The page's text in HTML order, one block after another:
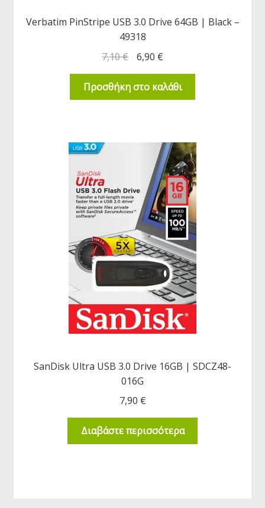
Verbatim PinStripe USB 3.0 Drive 64GB | Black –
49318
7,10€ 6,90 €
Προσθήκη στο καλάθι
SanDisk Ultra USB 3.0 Drive 16GB | SDCZ48-
016G
7,90 €
Διαβάστε περισσότερα